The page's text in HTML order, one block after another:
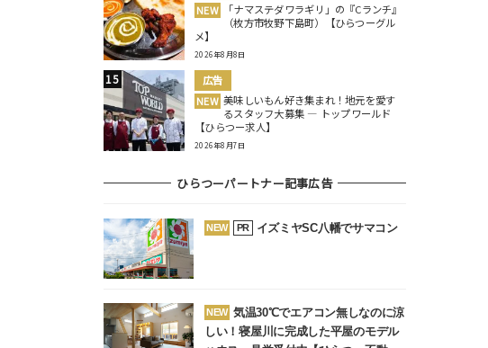
NEW
「ナマステダワラギリ」の『Cランチ』
（枚方市牧野下島町）【ひらつーグル
メ】
2026年8月8日
広告
NEW 美味しいもん好き集まれ！地元を愛す
るスタッフ大募集 ― トップワールド
【ひらつー求人】
2026年8月7日
ひらつーパートナー記事広告
NEW PR イズミヤSC八幡でサマコン
NEW 気温30℃でエアコン無しなのに涼
しい！寝屋川に完成した平屋のモデル